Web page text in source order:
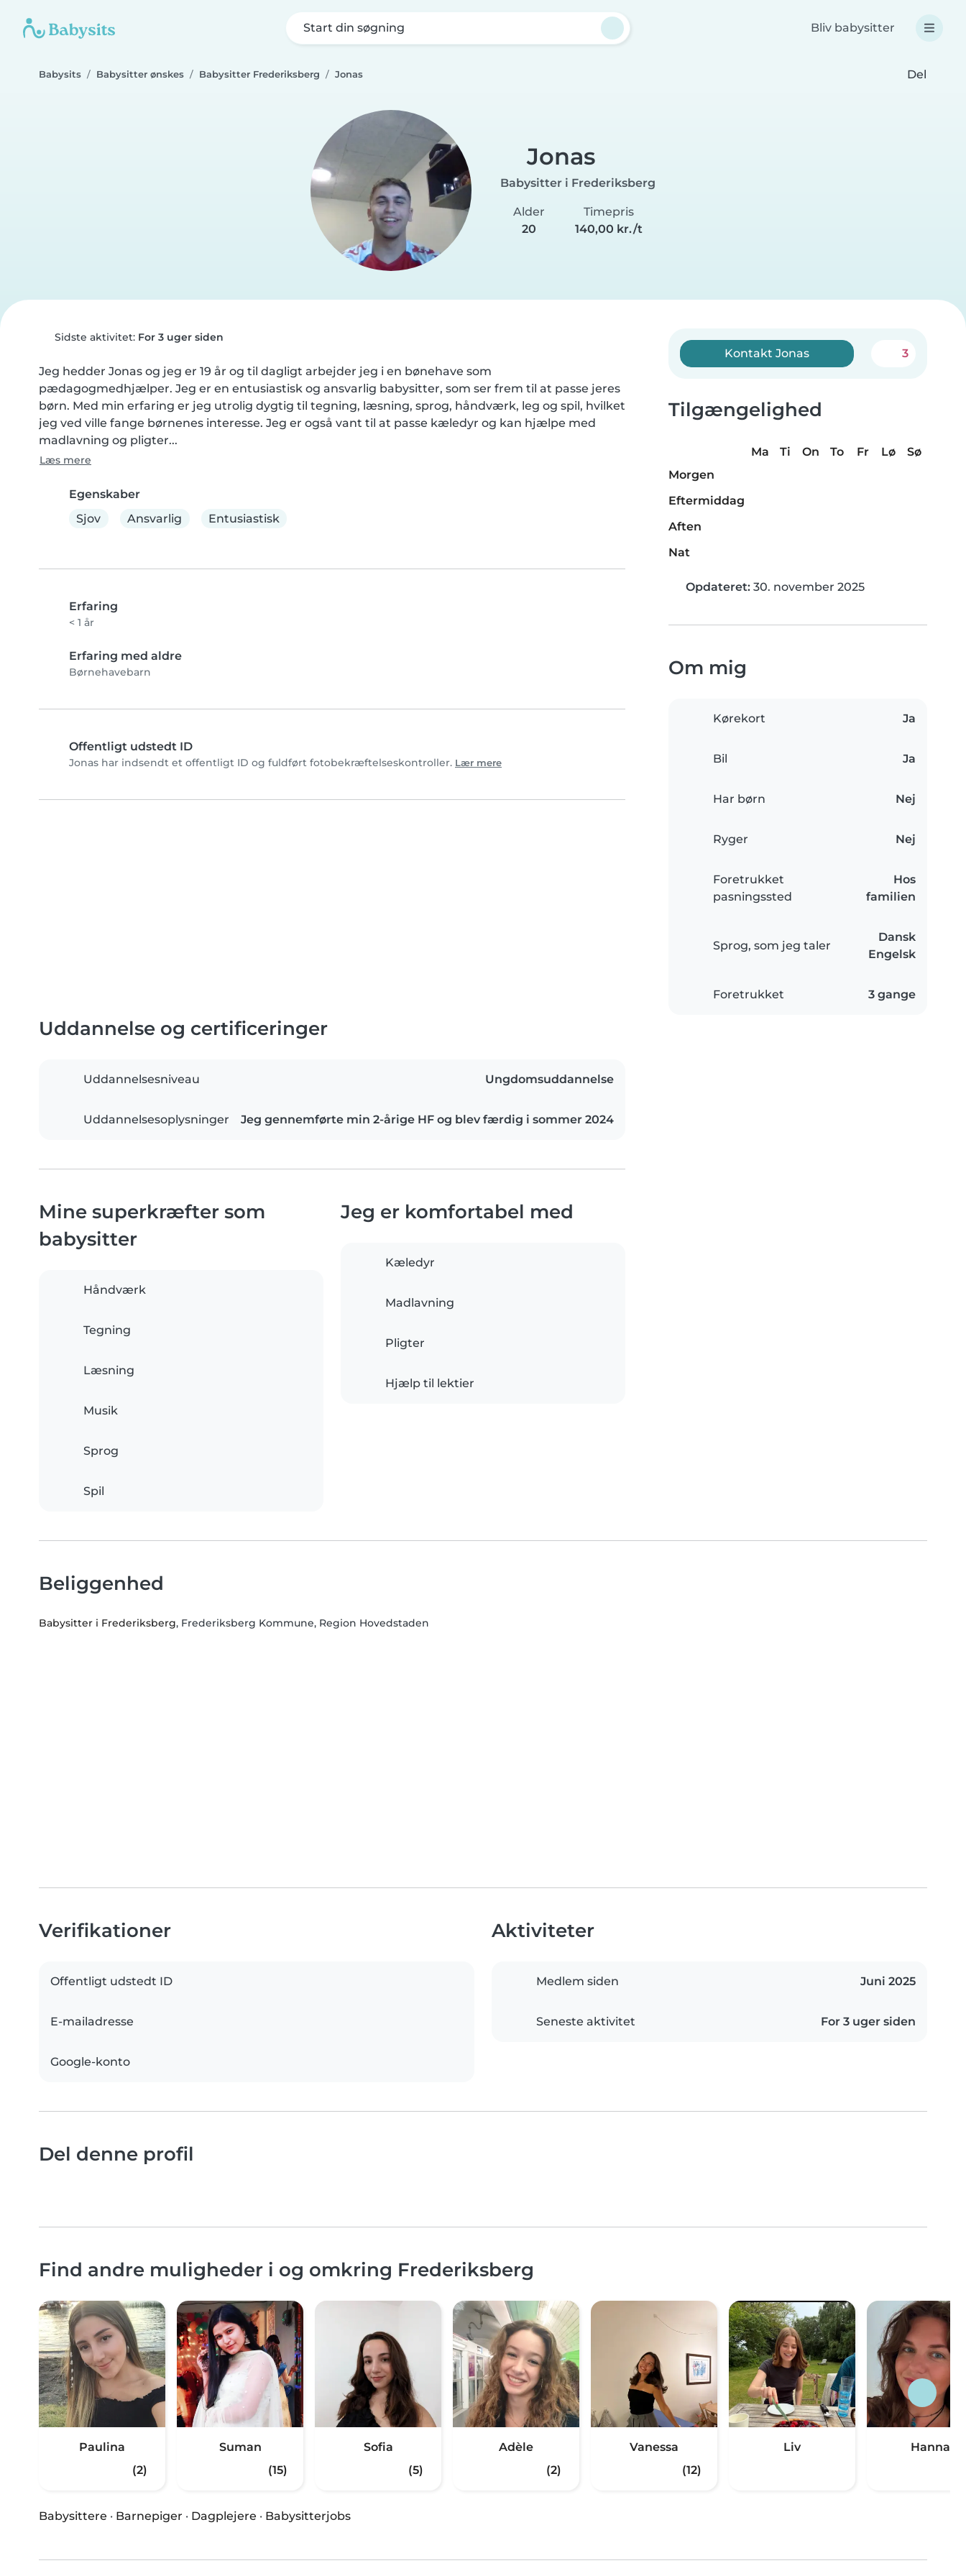
Start din søgning Bliv babysitter
Babysits Babysitter ønskes Babysitter Frederiksberg Jonas Del
Jonas
Babysitter i Frederiksberg
Alder
20
Timepris
140,00 kr./t
Sidste aktivitet: For 3 uger siden
Jeg hedder Jonas og jeg er 19 år og til dagligt arbejder jeg i en bønehave som
pædagogmedhjælper. Jeg er en entusiastisk og ansvarlig babysitter, som ser frem til at passe jeres
børn. Med min erfaring er jeg utrolig dygtig til tegning, læsning, sprog, håndværk, leg og spil, hvilket
jeg ved ville fange børnenes interesse. Jeg er også vant til at passe kæledyr og kan hjælpe med
madlavning og pligter...
Læs mere
Egenskaber
Sjov
Ansvarlig Entusiastisk
Erfaring
< 1 år
Erfaring med aldre
Børnehavebarn
Offentligt udstedt ID
Jonas har indsendt et offentligt ID og fuldført fotobekræftelseskontroller. Lær mere
Kontakt Jonas 3
Tilgængelighed
Ma Ti On To Fr Lø
Sø
Morgen
Eftermiddag
Aften
Nat
Opdateret: 30. november 2025
Om mig
Kørekort Ja
Bil Ja
Har børn Nej
Ryger Nej
Foretrukket
pasningssted
Hos
familien
Sprog, som jeg taler
Dansk
Engelsk
Foretrukket 3 gange
Uddannelse og certificeringer
Uddannelsesniveau Ungdomsuddannelse
Uddannelsesoplysninger Jeg gennemførte min 2-årige HF og blev færdig i sommer 2024
Mine superkræfter som
babysitter
Håndværk
Tegning
Læsning
Musik
Sprog
Spil
Jeg er komfortabel med
Kæledyr
Madlavning
Pligter
Hjælp til lektier
Beliggenhed
Babysitter i Frederiksberg, Frederiksberg Kommune, Region Hovedstaden
Verifikationer
Offentligt udstedt ID
E-mailadresse
Google-konto
Aktiviteter
Medlem siden Juni 2025
Seneste aktivitet For 3 uger siden
Del denne profil
Find andre muligheder i og omkring Frederiksberg
Paulina
(2)
Suman
(15)
Sofia
(5)
Adèle
(2)
Vanessa
(12)
Liv
Hanna
Babysittere · Barnepiger · Dagplejere · Babysitterjobs